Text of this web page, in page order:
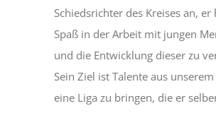
Schiedsrichter des Kreises an, er
Spaß in der Arbeit mit jungen
und die Entwicklung dieser zu
Sein Ziel ist Talente aus
eine Liga zu bringen, die er